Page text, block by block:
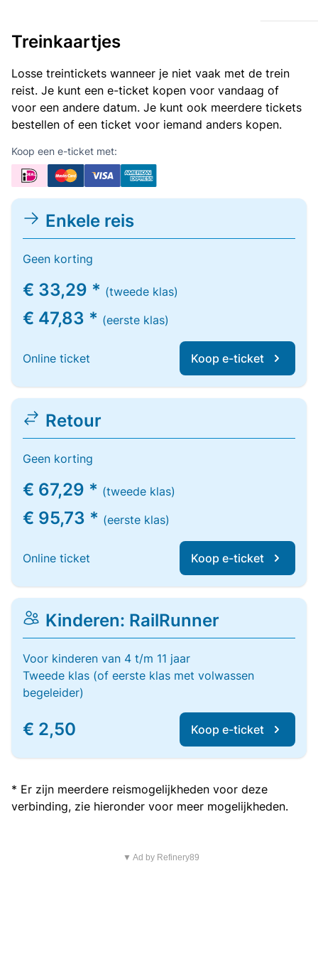
Treinkaartjes
Losse treintickets wanneer je niet vaak met de trein
reist. Je kunt een e-ticket kopen voor vandaag of
voor een andere datum. Je kunt ook meerdere tickets
bestellen of een ticket voor iemand anders kopen.
Koop een e-ticket met:
Enkele reis
Geen korting
€ 33,29 * (tweede klas)
€ 47,83 * (eerste klas)
Online ticket Koop e-ticket
Retour
Geen korting
€ 67,29 * (tweede klas)
€ 95,73 * (eerste klas)
Online ticket Koop e-ticket
Kinderen: RailRunner
Voor kinderen van 4 t/m 11 jaar
Tweede klas (of eerste klas met volwassen
begeleider)
€ 2,50 Koop e-ticket
* Er zijn meerdere reismogelijkheden voor deze
verbinding, zie hieronder voor meer mogelijkheden.
▼ Ad by Refinery89